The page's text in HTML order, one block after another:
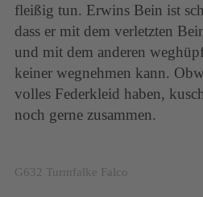
fleißig tun. Erwins Bein ist
dass er mit dem verletzten
und mit dem anderen
keiner wegnehmen kann.
volles Federkleid haben,
noch gerne zusammen.
G632 Turmfalke Falco